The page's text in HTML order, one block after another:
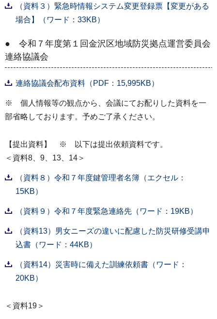
（資料３）緊急時情報システム変更登録票【変更がある
場合】（ワード：33KB）
● 令和７年度第１回金沢区地域防災拠点運営委員会
連絡協議会
連絡協議会配布資料（PDF：15,995KB）
※ 個人情報等の観点から、会議にてお配りした資料を一
部省略しております。予めご了承ください。
【提出資料】 ※ 以下は提出依頼資料です。
＜資料8、9、13、14＞
（資料８）令和７年度鍵管理者名簿（エクセル：
15KB）
（資料９）令和７年度緊急連絡先（ワード：19KB）
（資料13）男女ニーズの違いに配慮した防災研修受講申
込書（ワード：44KB）
（資料14）災害時に備えた訓練依頼書（ワード：
20KB）
＜資料19＞